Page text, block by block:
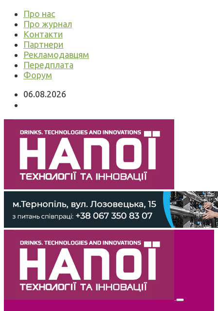
Про нас
Про журнал
Контакти
Партнери
Рекламодавцям
Передплата
Форум
06.08.2026